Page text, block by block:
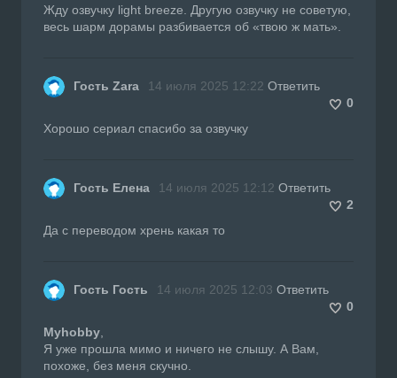
Жду озвучку light breeze. Другую озвучку не советую,
весь шарм дорамы разбивается об «твою ж мать».
Гость Zara 14 июля 2025 12:22 Ответить
0
Хорошо сериал спасибо за озвучку
Гость Елена 14 июля 2025 12:12 Ответить
2
Да с переводом хрень какая то
Гость Гость 14 июля 2025 12:03 Ответить
0
Myhobby
Я уже прошла мимо и ничего не слышу. А Вам,
похоже, без меня скучно.